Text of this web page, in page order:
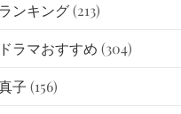
ンキング(213)
ラマおすすめ (304)
子 (156)